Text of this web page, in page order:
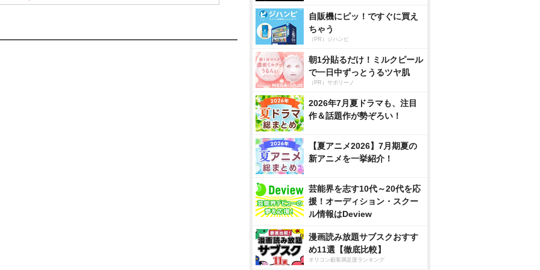
自販機にピッ！ですぐに買え
ちゃう
（PR）ジハンピ
朝1分貼るだけ！ミルクピール
で一日中ずっとうるツヤ肌
（PR）サボリーノ
2026年7月夏ドラマも、注目
作＆話題作が勢ぞろい！
【夏アニメ2026】7月期夏の
新アニメを一挙紹介！
芸能界を志す10代～20代を応
援！オーディション・スクー
ル情報はDeview
漫画読み放題サブスクおすす
め11選【徹底比較】
オリコン顧客満足度ランキング